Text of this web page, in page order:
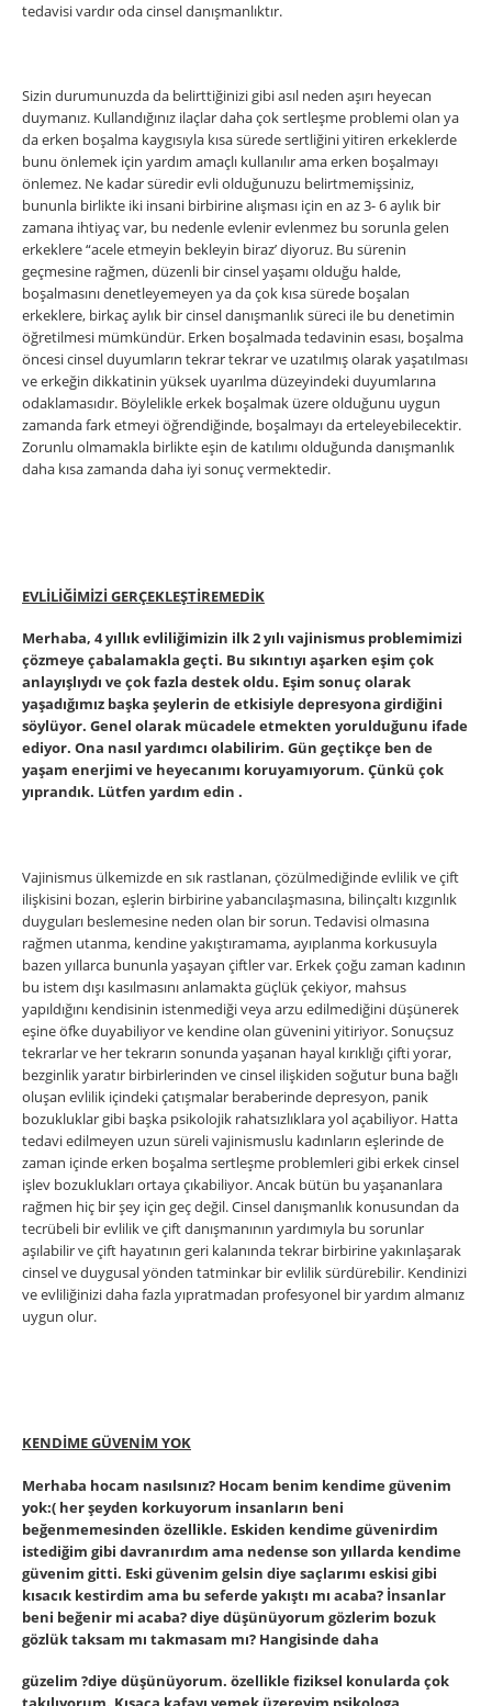
tedavisi vardır oda cinsel danışmanlıktır.
Sizin durumunuzda da belirttiğinizi gibi asıl neden aşırı heyecan
duymanız. Kullandığınız ilaçlar daha çok sertleşme problemi olan ya
da erken boşalma kaygısıyla kısa sürede sertliğini yitiren erkeklerde
bunu önlemek için yardım amaçlı kullanılır ama erken boşalmayı
önlemez. Ne kadar süredir evli olduğunuzu belirtmemişsiniz,
bununla birlikte iki insani birbirine alışması için en az 3- 6 aylık bir
zamana ihtiyaç var, bu nedenle evlenir evlenmez bu sorunla gelen
erkeklere “acele etmeyin bekleyin biraz’ diyoruz. Bu sürenin
geçmesine rağmen, düzenli bir cinsel yaşamı olduğu halde,
boşalmasını denetleyemeyen ya da çok kısa sürede boşalan
erkeklere, birkaç aylık bir cinsel danışmanlık süreci ile bu denetimin
öğretilmesi mümkündür. Erken boşalmada tedavinin esası, boşalma
öncesi cinsel duyumların tekrar tekrar ve uzatılmış olarak yaşatılması
ve erkeğin dikkatinin yüksek uyarılma düzeyindeki duyumlarına
odaklamasıdır. Böylelikle erkek boşalmak üzere olduğunu uygun
zamanda fark etmeyi öğrendiğinde, boşalmayı da erteleyebilecektir.
Zorunlu olmamakla birlikte eşin de katılımı olduğunda danışmanlık
daha kısa zamanda daha iyi sonuç vermektedir.
EVLİLİĞİMİZİ GERÇEKLEŞTİREMEDİK
Merhaba, 4 yıllık evliliğimizin ilk 2 yılı vajinismus problemimizi
çözmeye çabalamakla geçti. Bu sıkıntıyı aşarken eşim çok
anlayışlıydı ve çok fazla destek oldu. Eşim sonuç olarak
yaşadığımız başka şeylerin de etkisiyle depresyona girdiğini
söylüyor. Genel olarak mücadele etmekten yorulduğunu ifade
ediyor. Ona nasıl yardımcı olabilirim. Gün geçtikçe ben de
yaşam enerjimi ve heyecanımı koruyamıyorum. Çünkü çok
yıprandık. Lütfen yardım edin .
Vajinismus ülkemizde en sık rastlanan, çözülmediğinde evlilik ve çift
ilişkisini bozan, eşlerin birbirine yabancılaşmasına, bilinçaltı kızgınlık
duyguları beslemesine neden olan bir sorun. Tedavisi olmasına
rağmen utanma, kendine yakıştıramama, ayıplanma korkusuyla
bazen yıllarca bununla yaşayan çiftler var. Erkek çoğu zaman kadının
bu istem dışı kasılmasını anlamakta güçlük çekiyor, mahsus
yapıldığını kendisinin istenmediği veya arzu edilmediğini düşünerek
eşine öfke duyabiliyor ve kendine olan güvenini yitiriyor. Sonuçsuz
tekrarlar ve her tekrarın sonunda yaşanan hayal kırıklığı çifti yorar,
bezginlik yaratır birbirlerinden ve cinsel ilişkiden soğutur buna bağlı
oluşan evlilik içindeki çatışmalar beraberinde depresyon, panik
bozukluklar gibi başka psikolojik rahatsızlıklara yol açabiliyor. Hatta
tedavi edilmeyen uzun süreli vajinismuslu kadınların eşlerinde de
zaman içinde erken boşalma sertleşme problemleri gibi erkek cinsel
işlev bozuklukları ortaya çıkabiliyor. Ancak bütün bu yaşananlara
rağmen hiç bir şey için geç değil. Cinsel danışmanlık konusundan da
tecrübeli bir evlilik ve çift danışmanının yardımıyla bu sorunlar
aşılabilir ve çift hayatının geri kalanında tekrar birbirine yakınlaşarak
cinsel ve duygusal yönden tatminkar bir evlilik sürdürebilir. Kendinizi
ve evliliğinizi daha fazla yıpratmadan profesyonel bir yardım almanız
uygun olur.
KENDİME GÜVENİM YOK
Merhaba hocam nasılsınız? Hocam benim kendime güvenim
yok:( her şeyden korkuyorum insanların beni
beğenmemesinden özellikle. Eskiden kendime güvenirdim
istediğim gibi davranırdım ama nedense son yıllarda kendime
güvenim gitti. Eski güvenim gelsin diye saçlarımı eskisi gibi
kısacık kestirdim ama bu seferde yakıştı mı acaba? İnsanlar
beni beğenir mi acaba? diye düşünüyorum gözlerim bozuk
gözlük taksam mı takmasam mı? Hangisinde daha
güzelim ?diye düşünüyorum. özellikle fiziksel konularda çok